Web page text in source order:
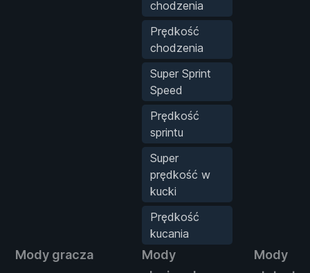
chodzenia
Prędkość
chodzenia
Super Sprint
Speed
Prędkość
sprintu
Super
prędkość w
kucki
Prędkość
kucania
Mody gracza
Mody
Mody